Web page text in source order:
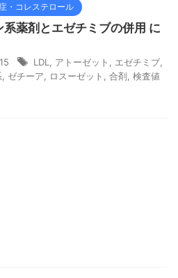
・コレステロール
系薬剤とエゼチミブの併用 に
LDL アトーゼット エゼチミブ
ゼチーア ロスーゼット 合剤 検査値